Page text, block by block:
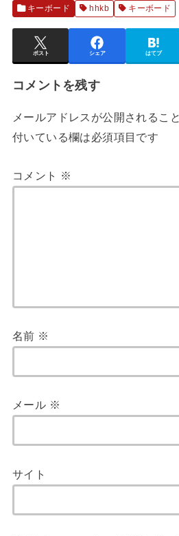
キーボード hhkb キーボード
ポスト シェア はてブ
コメントを残す
メールアドレスが公開されるこ
付いている欄は必須項目です
コメント ※
名前 ※
メール ※
サイト